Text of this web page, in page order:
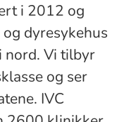
i 2012 og
dyresykehus
nord. Vi tilbyr
og ser
IVC